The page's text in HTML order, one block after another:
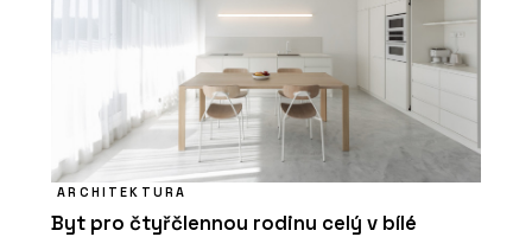
ARCHITEKTURA
Byt pro čtyřčlennou rodinu celý v bílé